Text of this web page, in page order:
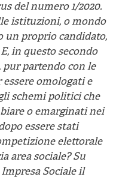
del numero 1/2020.
istituzioni, o mondo
un proprio candidato,
in questo secondo
pur partendo con le
omologati e
schemi politici che
o emarginati nei
essere stati
elettorale
area sociale? Su
Sociale il